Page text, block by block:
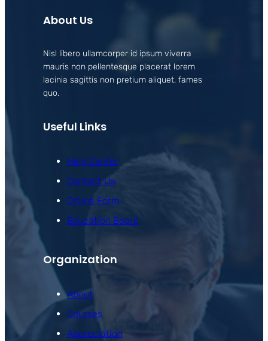
About Us
Nisl libero ullamcorper id ipsum viverra
mauris non pellentesque placerat lorem
lacinia sagittis non pretium aliquet, fames
quo.
Useful Links
Help Center
Contact Us
Online Form
Education Board
Organization
About
Courses
Appreciation